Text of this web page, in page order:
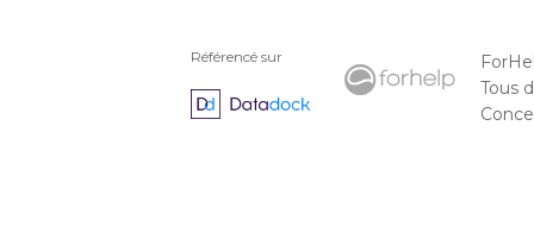
Référencé sur
Tous